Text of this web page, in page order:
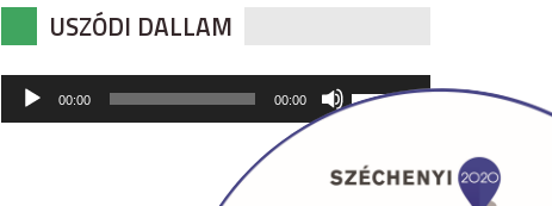
USZÓDI DALLAM
Audió
lejátszó
00:00 00:00
hangerő
csökkentéséhez